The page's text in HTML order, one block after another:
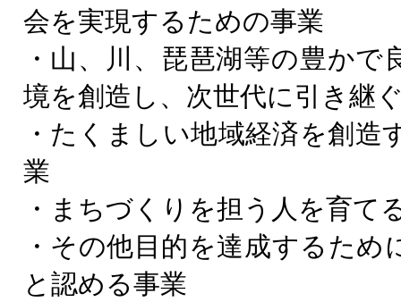
会を実現するための事業
・山、川、琵琶湖等の豊かで
境を創造し、次世代に引き継
・たくましい地域経済を創造
業
・まちづくりを担う人を育て
・その他目的を達成するため
と認める事業